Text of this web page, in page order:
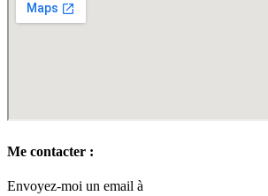
Me contacter :
Envoyez-moi un email à